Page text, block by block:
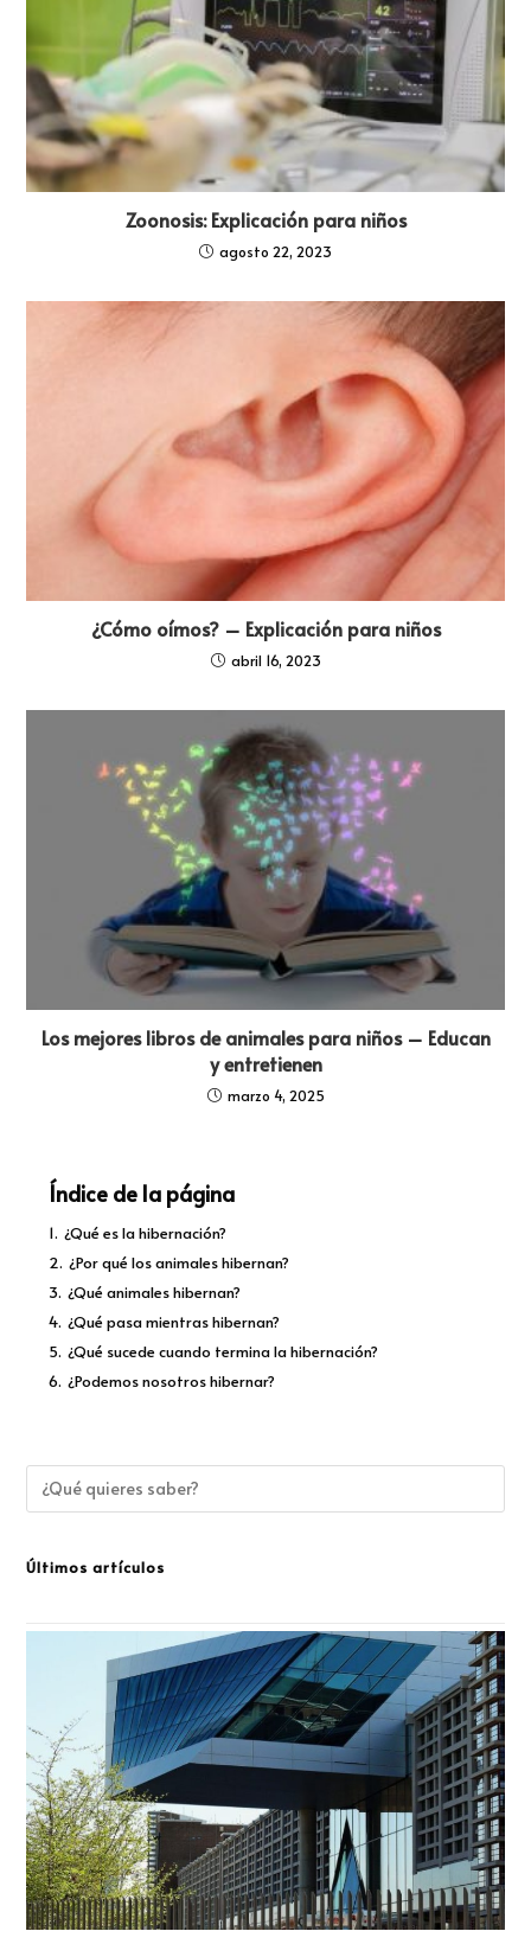
Zoonosis: Explicación para niños
agosto 22, 2023
¿Cómo oímos? – Explicación para niños
abril 16, 2023
Los mejores libros de animales para niños – Educan
y entretienen
marzo 4, 2025
Índice de la página
1. ¿Qué es la hibernación?
2. ¿Por qué los animales hibernan?
3. ¿Qué animales hibernan?
4. ¿Qué pasa mientras hibernan?
5. ¿Qué sucede cuando termina la hibernación?
6. ¿Podemos nosotros hibernar?
Últimos artículos